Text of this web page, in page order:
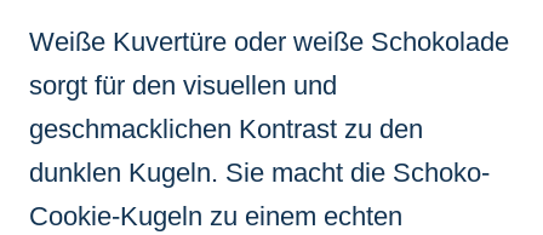
Weiße Kuvertüre oder weiße Schokolade
sorgt für den visuellen und
geschmacklichen Kontrast zu den
dunklen Kugeln. Sie macht die Schoko-
Cookie-Kugeln zu einem echten